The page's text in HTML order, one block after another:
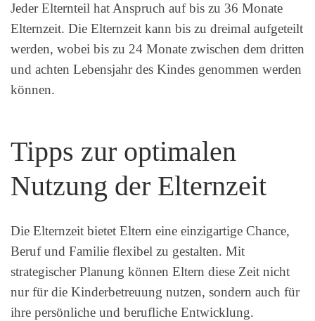
Jeder Elternteil hat Anspruch auf bis zu 36 Monate
Elternzeit. Die Elternzeit kann bis zu dreimal aufgeteilt
werden, wobei bis zu 24 Monate zwischen dem dritten
und achten Lebensjahr des Kindes genommen werden
können.
Tipps zur optimalen
Nutzung der Elternzeit
Die Elternzeit bietet Eltern eine einzigartige Chance,
Beruf und Familie flexibel zu gestalten. Mit
strategischer Planung können Eltern diese Zeit nicht
nur für die Kinderbetreuung nutzen, sondern auch für
ihre persönliche und berufliche Entwicklung.